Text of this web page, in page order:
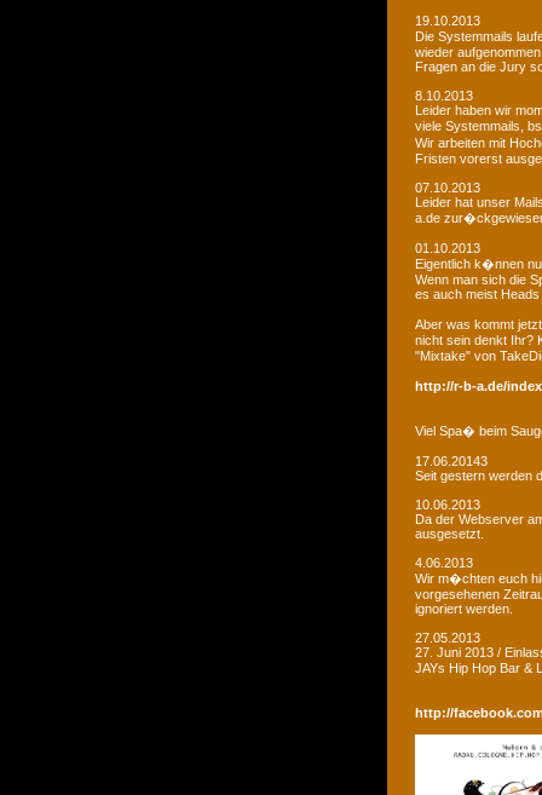
19.10.2013
Die Systemmails
wieder
Fragen an die Jury
8.10.2013
Leider haben wir
viele Systemmails,
Wir arbeiten mit
Fristen vorerst
07.10.2013
Leider hat unser
a.de
01.10.2013
Eigentlich k�nnen
Wenn man sich die
es auch meist
Aber was kommt
nicht sein denkt Ihr?
"Mixtake" von
http://r-b-a.de/
Viel Spa� beim
17.06.20143
Seit gestern werden
10.06.2013
Da der Webserver
ausgesetzt.
4.06.2013
Wir m�chten euch
vorgesehenen
ignoriert werden.
27.05.2013
27. Juni 2013 /
JAYs Hip Hop Bar &
http://